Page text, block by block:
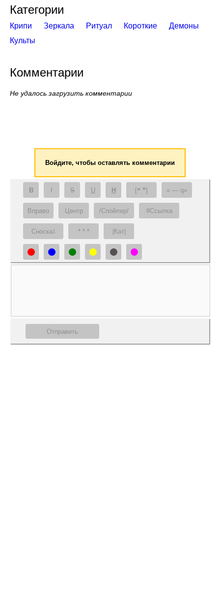
Категории
Крипи Зеркала Ритуал Короткие
Демоны
Культы
Комментарии
Не удалось загрузить комментарии
Войдите, чтобы оставлять комментарии
B I S U H [❝ ❞] — q
Вправо Центр /Спойлер/ #Ссылка
Сноска1 * * * |Кат|